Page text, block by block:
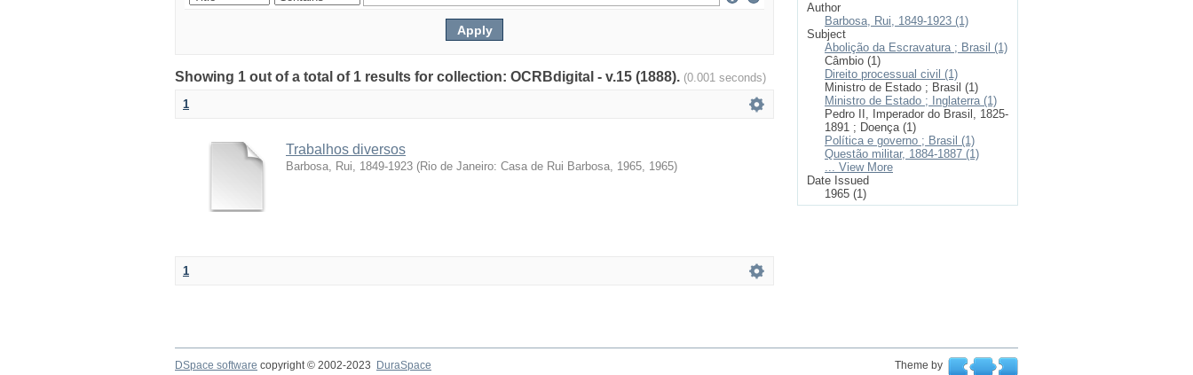
Showing 1 out of a total of 1 results for collection: OCRBdigital - v.15 (1888). (0.001 seconds)
1
Trabalhos diversos
Barbosa, Rui, 1849-1923 (Rio de Janeiro: Casa de Rui Barbosa, 1965, 1965)
1
Author
Barbosa, Rui, 1849-1923 (1)
Subject
Abolição da Escravatura ; Brasil (1)
Câmbio (1)
Direito processual civil (1)
Ministro de Estado ; Brasil (1)
Ministro de Estado ; Inglaterra (1)
Pedro II, Imperador do Brasil, 1825-
1891 ; Doença (1)
Política e governo ; Brasil (1)
Questão militar, 1884-1887 (1)
... View More
Date Issued
1965 (1)
DSpace software copyright © 2002-2023 DuraSpace Theme by